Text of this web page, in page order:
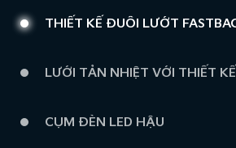
THIẾT KẾ ĐUÔI LƯỚT
LƯỚI TẢN NHIỆT VỚI THIẾT
CỤM ĐÈN LED HẬU